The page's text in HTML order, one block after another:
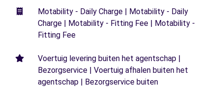
Motability - Daily Charge | Motability - Daily
Charge | Motability - Fitting Fee | Motability -
Fitting Fee
Voertuig levering buiten het agentschap |
Bezorgservice | Voertuig afhalen buiten het
agentschap | Bezorgservice buiten